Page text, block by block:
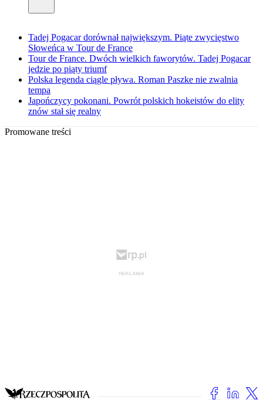
Tadej Pogacar dorównał największym. Piąte zwycięstwo
Słoweńca w Tour de France
Tour de France. Dwóch wielkich faworytów. Tadej Pogacar
jedzie po piąty triumf
Polska legenda ciągle pływa. Roman Paszke nie zwalnia
tempa
Japończycy pokonani. Powrót polskich hokeistów do elity
znów stał się realny
Promowane treści